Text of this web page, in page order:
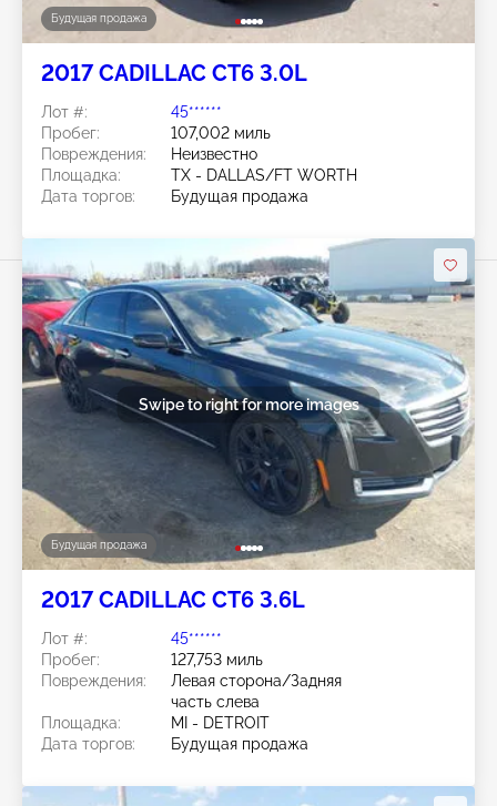
Будущая продажа
2017 CADILLAC CT6 3.0L
Лот #:
45******
Пробег:
107,002 миль
Повреждения:
Неизвестно
Площадка:
TX - DALLAS/FT WORTH
Дата торгов:
Будущая продажа
Будущая продажа
Swipe to right for more images
2017 CADILLAC CT6 3.6L
Лот #:
45******
Пробег:
127,753 миль
Повреждения:
Левая сторона/Задняя
часть слева
Площадка:
MI - DETROIT
Дата торгов:
Будущая продажа